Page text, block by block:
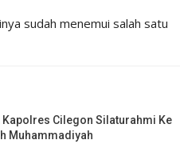
sudah menemui salah satu
Kapolres Cilegon Silaturahmi Ke
Muhammadiyah